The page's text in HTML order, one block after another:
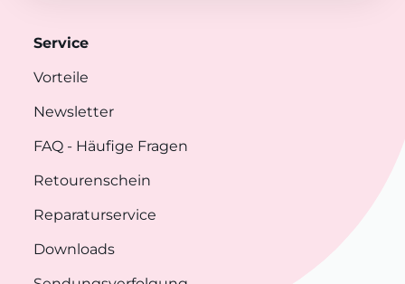
Service
Vorteile
Newsletter
FAQ - Häufige Fragen
Retourenschein
Reparaturservice
Downloads